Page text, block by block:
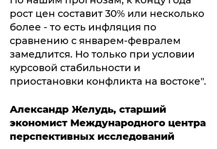
рост цен составит 30% или несколько
более - то есть инфляция по
сравнению с январем-февралем
замедлится. Но только при условии
курсовой стабильности и
приостановки конфликта на востоке".
Александр Желудь, старший
экономист Международного центра
перспективных исследований